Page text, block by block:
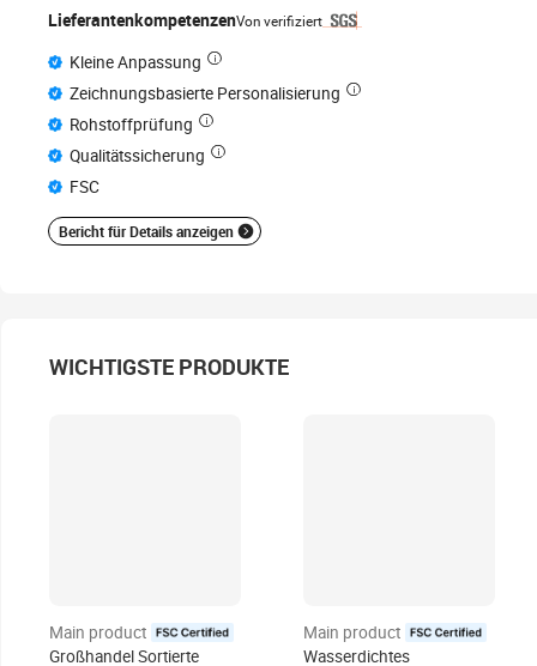
LieferantenkompetenzenVon verifiziert
Kleine Anpassung
Zeichnungsbasierte Personalisierung
Rohstoffprüfung
Qualitätssicherung
FSC
Bericht für Details anzeigen
WICHTIGSTE PRODUKTE
Main product
certified
Großhandel Sortierte
Main product
certified
Wasserdichtes